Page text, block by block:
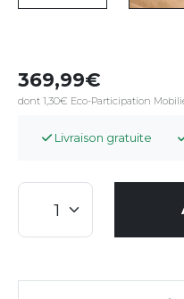
369,99
dont 1,30€ Eco-Participation
Livraison gratuite